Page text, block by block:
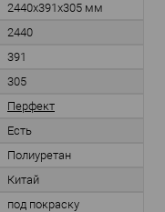
2440х391х305 мм
2440
391
305
Перфект
Есть
Полиуретан
Китай
под покраску